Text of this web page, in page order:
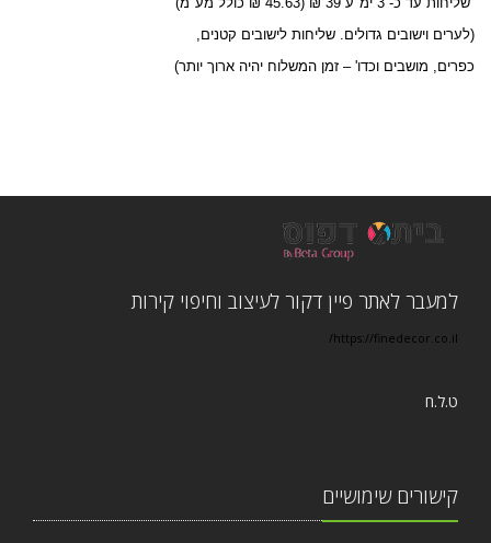
(לערים וישובים גדולים. שליחות לישובים קטנים,
כפרים, מושבים וכדו' – זמן המשלוח יהיה ארוך יותר)
למעבר לאתר פיין דקור לעיצוב וחיפוי קירות
https://finedecor.co.il/
ט.ל.ח
קישורים שימושיים